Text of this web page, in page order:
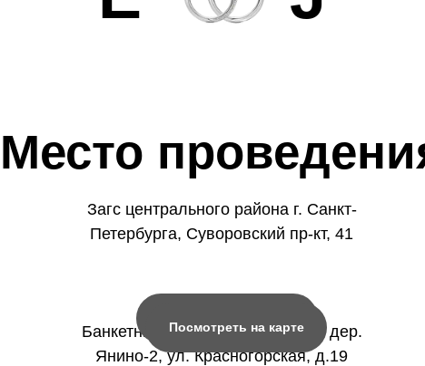
Место
Загс центрального района г. Санкт-
Петербурга, Суворовский пр-кт, 41
Банкетный зал Кролик в шляпе, дер.
Янино-2, ул. Красногорская, д.19
Посмотреть на карте